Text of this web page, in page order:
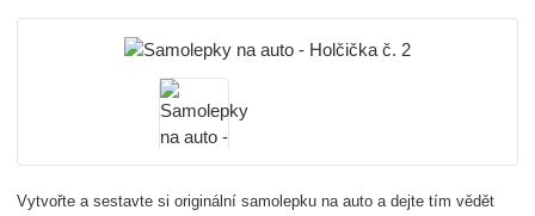
Vytvořte a sestavte si originální samolepku na auto a dejte tím vědět